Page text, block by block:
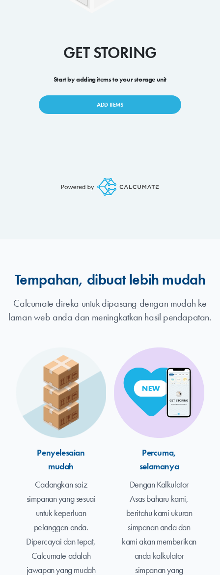
GET STORING
Start by adding items to your storage unit
ADD ITEMS
Tempahan, dibuat lebih mudah
Calcumate direka untuk dipasang dengan mudah ke
laman web anda dan meningkatkan hasil pendapatan.
Penyelesaian
mudah
Cadangkan saiz
simpanan yang sesuai
untuk keperluan
pelanggan anda.
Dipercayai dan tepat,
Calcumate adalah
jawapan yang mudah
Percuma,
selamanya
Dengan Kalkulator
Asas baharu kami,
beritahu kami ukuran
simpanan anda dan
kami akan memberikan
anda kalkulator
simpanan yang